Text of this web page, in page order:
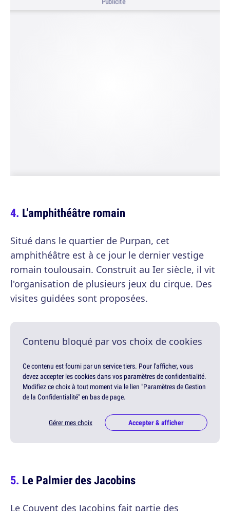
Publicité
L’amphithéâtre romain
Situé dans le quartier de Purpan, cet
amphithéâtre est à ce jour le dernier vestige
romain toulousain. Construit au Ier siècle, il vit
l'organisation de plusieurs jeux du cirque. Des
visites guidées sont proposées.
Contenu bloqué par vos choix de cookies
Ce contenu est fourni par un service tiers. Pour l'afficher, vous
devez accepter les cookies dans vos paramètres de confidentialité.
Modifiez ce choix à tout moment via le lien "Paramètres de Gestion
de la Confidentialité" en bas de page.
Gérer mes choix Accepter & afficher
Le Palmier des Jacobins
Le Couvent des Jacobins fait partie des